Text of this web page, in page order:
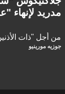
مدريد لإنهاء
من أجل "ذات
جوزيه مورينيو